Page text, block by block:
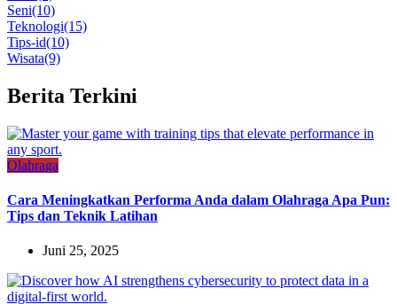
Seni(10)
Teknologi(15)
Tips-id(10)
Wisata(9)
Berita Terkini
Olahraga
Cara Meningkatkan Performa Anda dalam Olahraga Apa Pun:
Tips dan Teknik Latihan
Juni 25, 2025